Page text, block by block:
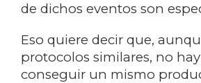
de dichos eventos son
Eso quiere decir que,
protocolos similares, no
conseguir un mismo